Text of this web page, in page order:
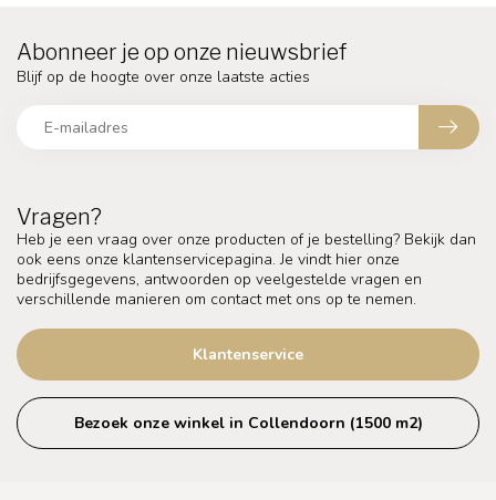
Vragen?
Heb je een vraag over onze producten of je bestelling? Bekijk dan
ook eens onze klantenservicepagina. Je vindt hier onze
bedrijfsgegevens, antwoorden op veelgestelde vragen en
verschillende manieren om contact met ons op te nemen.
Klantenservice
Bezoek onze winkel in Collendoorn (1500 m2)
Abonneer je op onze nieuwsbrief
Blijf op de hoogte over onze laatste acties